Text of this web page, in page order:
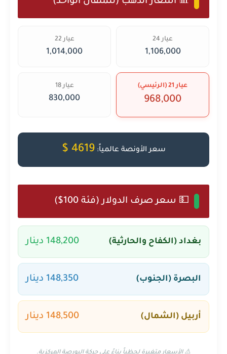
عيار 24
1,106,000
عيار 22
1,014,000
عيار 21 (الرئيسي)
968,000
عيار 18
830,000
سعر الأونصة عالمياً:4619 $
💵 سعر صرف الدولار (فئة 100$)
بغداد (الكفاح والحارثية) 148,200 دينار
البصرة (الجنوب) 148,350 دينار
أربيل (الشمال) 148,500 دينار